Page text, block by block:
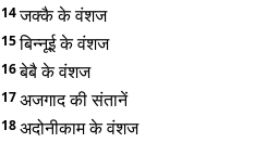
14जक्कै के वंशज
15बिन्नूई के वंशज
16बेबै के वंशज
17अजगाद की संतानें
18अदोनीकाम के वंशज